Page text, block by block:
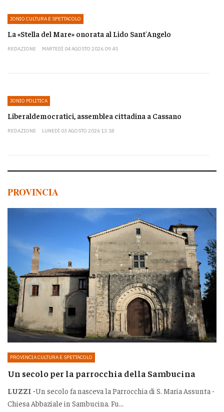
JONIO CULTURA E SPETTACOLO
La «Stella del Mare» onorata al Lido Sant'Angelo
REDAZIONE MARTEDÌ 04 AGOSTO 2026 09:45
JONIO POLITICA
Liberaldemocratici, assemblea cittadina a Cassano
REDAZIONE LUNEDÌ 03 AGOSTO 2026 13:18
PROVINCIA
PROVINCIA CULTURA E SPETTACOLO
Un secolo per la parrocchia della Sambucina
LUZZI -Un secolo fa nasceva la Parrocchia di S. Maria Assunta -
Chiesa Abbaziale in Sambucina. Fu...